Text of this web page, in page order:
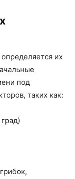
их
под
таких как: